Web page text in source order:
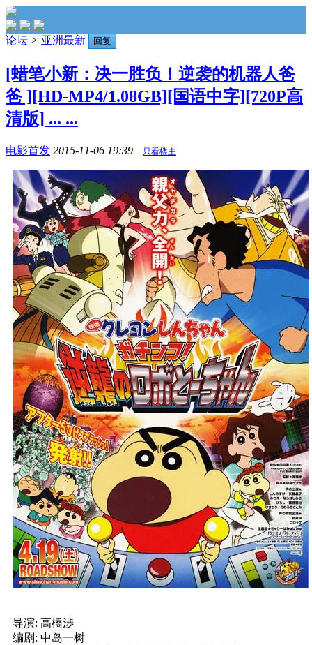
论坛 > 亚洲最新 回复
[蜡笔小新：决一胜负！逆袭的机器人爸
爸 ][HD-MP4/1.08GB][国语中字][720P高
清版] ... ...
电影首发 2015-11-06 19:39 只看楼主
导演: 高橋渉
编剧: 中岛一树